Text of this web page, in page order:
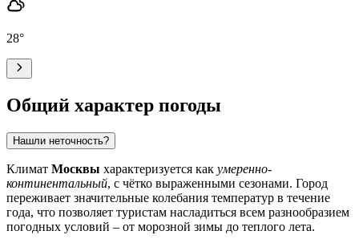
28°
Общий характер погоды
Нашли неточность?
Климат Москвы характеризуется как умеренно-
континентальный, с чётко выраженными сезонами. Город
переживает значительные колебания температур в течение
года, что позволяет туристам насладиться всем разнообразием
погодных условий – от морозной зимы до теплого лета.